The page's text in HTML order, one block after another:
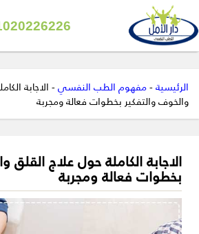
الرئيسية-مفهوم الطب النفسي-الاجابة
والخوف والتفكير بخطوات فعالة ومجربة
الاجابة الكاملة حول علاج القلق
بخطوات فعالة ومجربة